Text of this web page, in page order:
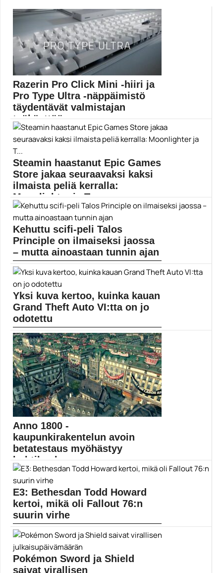
Razerin Pro Click Mini -hiiri ja
Pro Type Ultra -näppäimistö
täydentävät valmistajan
työkäyttöön suu...
Pelituotteistaan tutumpi Razer tarjoaa osaamistaan
myös kotikonttoreihin. Uutuusmalleissa...
Peliuutiset
Steamin haastanut Epic Games
Store jakaa seuraavaksi kaksi
ilmaista peliä kerralla:
Moonlighter ja T...
Epic Games Store on aiemmin antanut ilmaiseksi
yksittäisiä...
Epic Games
Kehuttu scifi-peli Talos
Principle on ilmaiseksi jaossa
– mutta ainoastaan tunnin ajan
Epic Games Store tarjoaa parhaillaan ilmaiseksi Talos
epic games store
Yksi kuva kertoo, kuinka kauan
Grand Theft Auto VI:tta on jo
odotettu
Grand Theft Auto VI on ollut jo vuosia...
Grand Theft Auto 5
Anno 1800 -
kaupunkirakentelun avoin
betatestaus myöhästyy
huhtikuuhun
Blue Byten kaupunkirakentelupeli Anno 1800:n avoin
anno 1800
E3: Bethesdan Todd Howard
kertoi, mikä oli Fallout 76:n
suurin virhe
Bethesdalla on varmasti pohdittu kunnolla sitä, minkä
Bethesda
Pokémon Sword ja Shield
saivat virallisen